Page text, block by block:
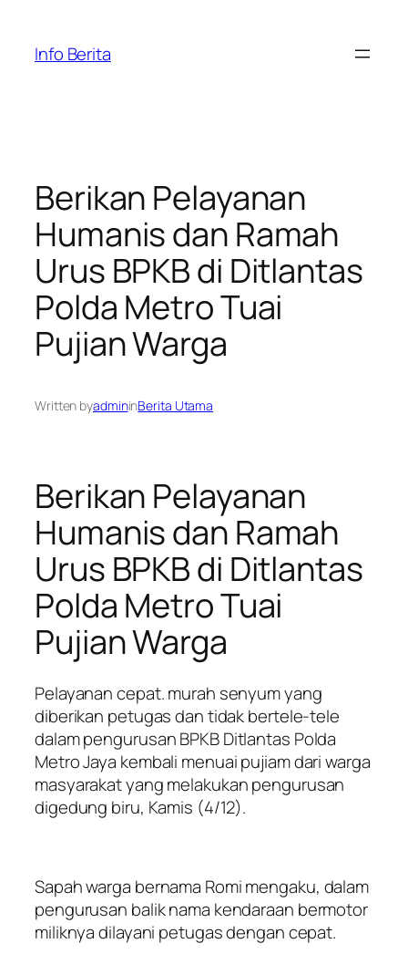
content
Info Berita
Berikan Pelayanan
Humanis dan Ramah
Urus BPKB di Ditlantas
Polda Metro Tuai
Pujian Warga
Written byadmininBerita Utama
Berikan Pelayanan
Humanis dan Ramah
Urus BPKB di Ditlantas
Polda Metro Tuai
Pujian Warga
Pelayanan cepat. murah senyum yang
diberikan petugas dan tidak bertele-tele
dalam pengurusan BPKB Ditlantas Polda
Metro Jaya kembali menuai pujiam dari warga
masyarakat yang melakukan pengurusan
digedung biru, Kamis (4/12).
Sapah warga bernama Romi mengaku, dalam
pengurusan balik nama kendaraan bermotor
miliknya dilayani petugas dengan cepat.